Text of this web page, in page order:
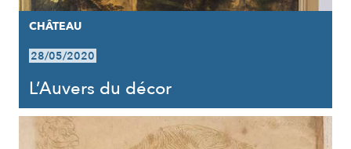
CHÂTEAU
28/05/2020
L’Auvers du décor